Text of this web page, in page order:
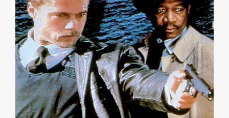
di vendite, Il cacciatore di aquiloni.
di Jeffery Deaver dedicato al criminologo tetraplegico
atipico, un viaggio interiore di Isabel Allende
di maggior successo al mondo.
psicopatico assoldato dal potere per poter incastrare
risiede quasi esclusivamente nella sua enorme